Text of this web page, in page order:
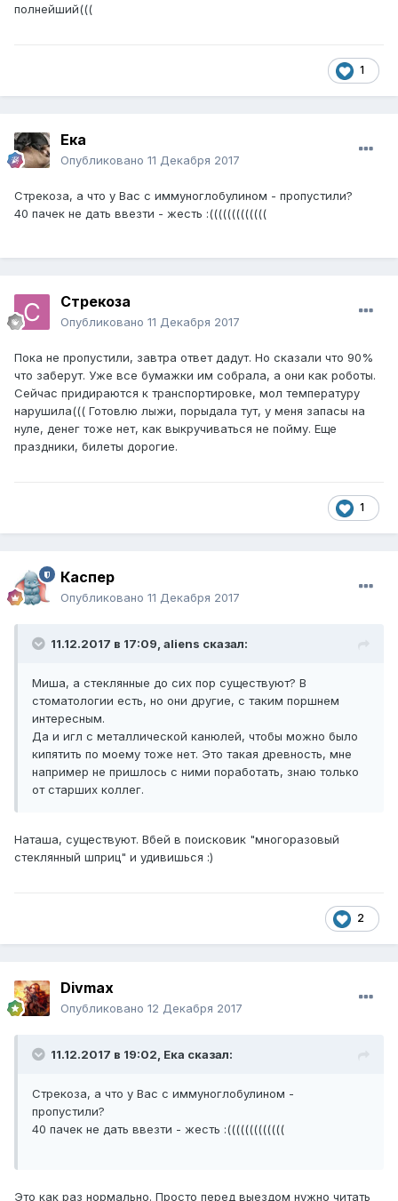
полнейший(((
1
Ека
Опубликовано 11 Декабря 2017
Стрекоза, а что у Вас с иммуноглобулином - пропустили?
40 пачек не дать ввезти - жесть :(((((((((((((
Стрекоза
Опубликовано 11 Декабря 2017
Пока не пропустили, завтра ответ дадут. Но сказали что 90%
что заберут. Уже все бумажки им собрала, а они как роботы.
Сейчас придираются к транспортировке, мол температуру
нарушила((( Готовлю лыжи, порыдала тут, у меня запасы на
нуле, денег тоже нет, как выкручиваться не пойму. Еще
праздники, билеты дорогие.
1
Каспер
Опубликовано 11 Декабря 2017
11.12.2017 в 17:09, aliens сказал:
Миша, а стеклянные до сих пор существуют? В
стоматологии есть, но они другие, с таким поршнем
интересным.
Да и игл с металлической канюлей, чтобы можно было
кипятить по моему тоже нет. Это такая древность, мне
например не пришлось с ними поработать, знаю только
от старших коллег.
Наташа, существуют. Вбей в поисковик "многоразовый
стеклянный шприц" и удивишься :)
2
Divmax
Опубликовано 12 Декабря 2017
11.12.2017 в 19:02, Ека сказал:
Стрекоза, а что у Вас с иммуноглобулином -
пропустили?
40 пачек не дать ввезти - жесть :(((((((((((((
Это как раз нормально. Просто перед выездом нужно читать